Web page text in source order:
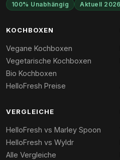
100% Unabhängig Aktuell 2026
KOCHBOXEN
Vegane Kochboxen
Vegetarische Kochboxen
Bio Kochboxen
HelloFresh Preise
VERGLEICHE
HelloFresh vs Marley Spoon
HelloFresh vs Wyldr
Alle Vergleiche